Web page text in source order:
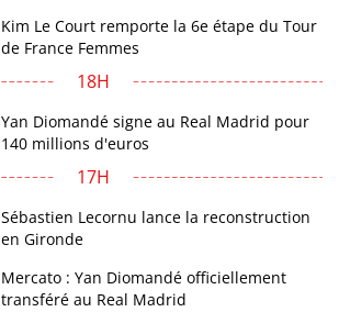
Kim Le Court remporte la 6e étape du Tour
de France Femmes
18H
Yan Diomandé signe au Real Madrid pour
140 millions d'euros
17H
Sébastien Lecornu lance la reconstruction
en Gironde
Mercato : Yan Diomandé officiellement
transféré au Real Madrid